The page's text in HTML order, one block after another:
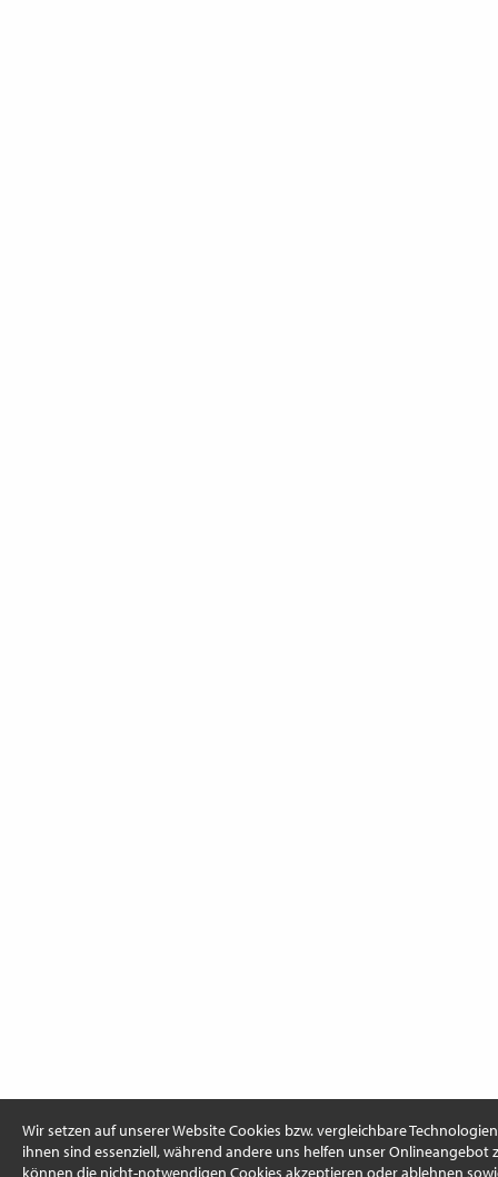
Wir setzen auf unserer Website Cookies bzw. vergleichbare
ihnen sind essenziell, während andere uns helfen unser Onlineangebot
können die nicht-notwendigen Cookies akzeptieren oder ablehnen